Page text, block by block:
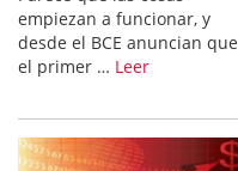
empiezan a funcionar, y
desde el BCE anuncian que
el primer … Leer